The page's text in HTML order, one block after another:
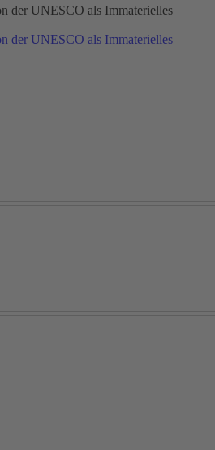
der UNESCO als Immaterielles
der UNESCO als Immaterielles